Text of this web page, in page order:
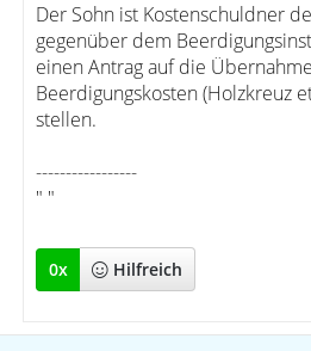
Der Sohn ist Kostenschuldner
gegenüber dem
einen Antrag auf die
Beerdigungskosten (Holzkreuz
stellen.
-----------------
" "
0x Hilfreich